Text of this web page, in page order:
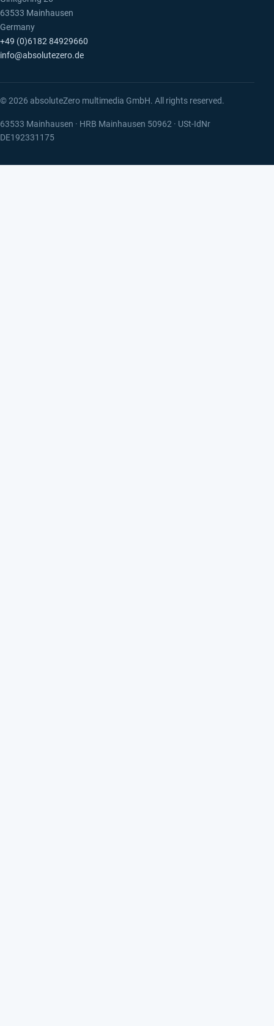
63533 Mainhausen
Germany
+49 (0)6182 84929660
info@absolutezero.de
© 2026 absoluteZero multimedia GmbH. All rights reserved.
63533 Mainhausen · HRB Mainhausen 50962 · USt-IdNr
DE192331175